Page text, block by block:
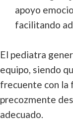
apoyo
facilitando
El pediatra
equipo, siendo
frecuente con la
precozmente
adecuado.